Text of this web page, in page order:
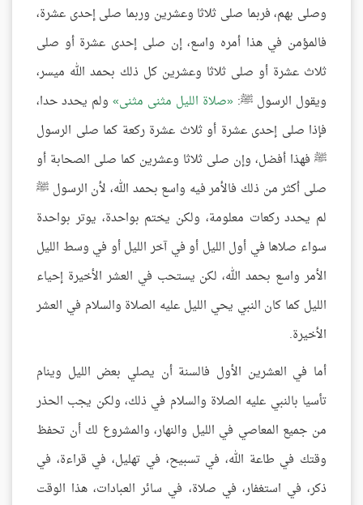
وصلى بهم، فربما صلى ثلاثا وعشرين وربما صلى إحدى عشرة،
فالمؤمن في هذا أمره واسع، إن صلى إحدى عشرة أو صلى
ثلاث عشرة أو صلى ثلاثا وعشرين كل ذلك بحمد الله ميسر،
ويقول الرسول ﷺ: صلاة الليل مثنى مثنى ولم يحدد حدا،
فإذا صلى إحدى عشرة أو ثلاث عشرة ركعة كما صلى الرسول
ﷺ فهذا أفضل، وإن صلى ثلاثا وعشرين كما صلى الصحابة أو
صلى أكثر من ذلك فالأمر فيه واسع بحمد الله، لأن الرسول ﷺ
لم يحدد ركعات معلومة، ولكن يختم بواحدة، يوتر بواحدة
سواء صلاها في أول الليل أو في آخر الليل أو في وسط الليل
الأمر واسع بحمد الله، لكن يستحب في العشر الأخيرة إحياء
الليل كما كان النبي يحي الليل عليه الصلاة والسلام في العشر
الأخيرة.
أما في العشرين الأول فالسنة أن يصلي بعض الليل وينام
تأسيا بالنبي عليه الصلاة والسلام في ذلك، ولكن يجب الحذر
من جميع المعاصي في الليل والنهار، والمشروع لك أن تحفظ
وقتك في طاعة الله، في تسبيح، في تهليل، في قراءة، في
ذكر، في استغفار، في صلاة، في سائر العبادات، هذا الوقت